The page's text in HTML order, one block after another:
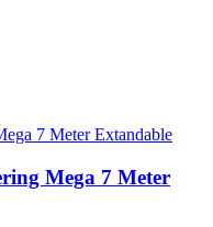
Mega 7 Meter